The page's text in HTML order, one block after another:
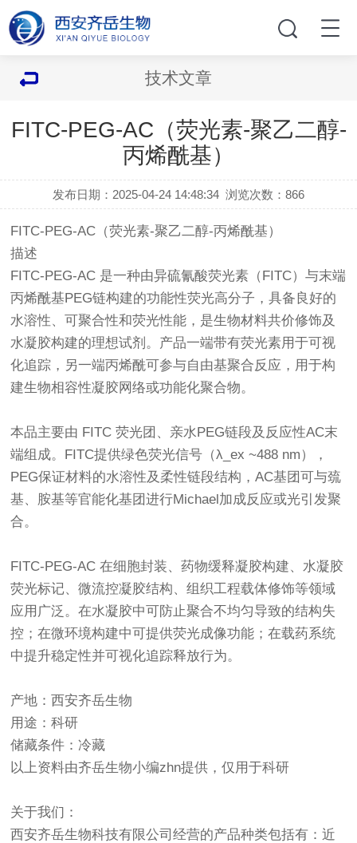
技术文章
FITC-PEG-AC（荧光素-聚乙二醇-
丙烯酰基）
发布日期：2025-04-24 14:48:34 浏览次数：866
FITC-PEG-AC（荧光素-聚乙二醇-丙烯酰基）
描述
FITC-PEG-AC 是一种由异硫氰酸荧光素（FITC）与末端
丙烯酰基PEG链构建的功能性荧光高分子，具备良好的
水溶性、可聚合性和荧光性能，是生物材料共价修饰及
水凝胶构建的理想试剂。产品一端带有荧光素用于可视
化追踪，另一端丙烯酰可参与自由基聚合反应，用于构
建生物相容性凝胶网络或功能化聚合物。
本品主要由 FITC 荧光团、亲水PEG链段及反应性AC末
端组成。FITC提供绿色荧光信号（λ_ex ~488 nm），
PEG保证材料的水溶性及柔性链段结构，AC基团可与巯
基、胺基等官能化基团进行Michael加成反应或光引发聚
合。
FITC-PEG-AC 在细胞封装、药物缓释凝胶构建、水凝胶
荧光标记、微流控凝胶结构、组织工程载体修饰等领域
应用广泛。在水凝胶中可防止聚合不均匀导致的结构失
控；在微环境构建中可提供荧光成像功能；在载药系统
中提升稳定性并可视化追踪释放行为。
产地：西安齐岳生物
用途：科研
储藏条件：冷藏
以上资料由齐岳生物小编zhn提供，仅用于科研
关于我们：
西安齐岳生物科技有限公司经营的产品种类包括有：近